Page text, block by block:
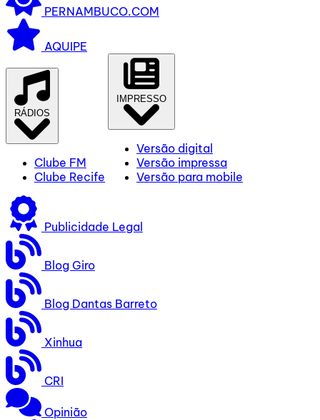
PERNAMBUCO.COM
AQUIPE
RÁDIOS
Clube FM
Clube Recife
IMPRESSO
Versão digital
Versão impressa
Versão para mobile
Publicidade Legal
Blog Giro
Blog Dantas Barreto
Xinhua
CRI
Opinião